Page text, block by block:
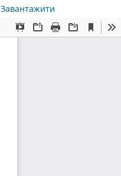
Завантажити